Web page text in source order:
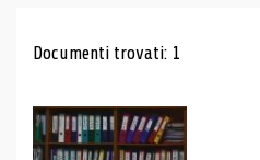
Risultati di
Documenti trovati: 1